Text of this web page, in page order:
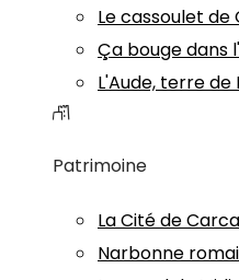
Le cassoulet
Ça bouge dans
L'Aude, terre de
Patrimoine
La Cité de
Narbonne